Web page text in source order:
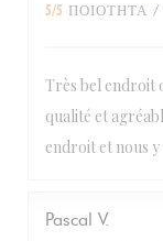
5/5 ΠΟΙΌΤΗΤΑ
Très bel endroit
qualité et
endroit et nous
Pascal V